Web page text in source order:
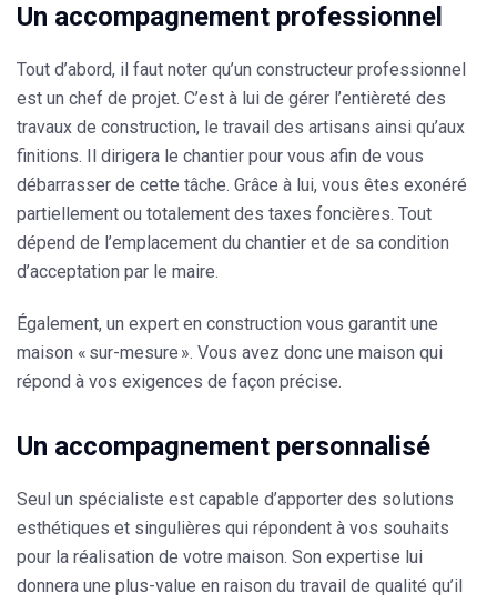
Un accompagnement professionnel
Tout d’abord, il faut noter qu’un constructeur professionnel
est un chef de projet. C’est à lui de gérer l’entièreté des
travaux de construction, le travail des artisans ainsi qu’aux
finitions. Il dirigera le chantier pour vous afin de vous
débarrasser de cette tâche. Grâce à lui, vous êtes exonéré
partiellement ou totalement des taxes foncières. Tout
dépend de l’emplacement du chantier et de sa condition
d’acceptation par le maire.
Également, un expert en construction vous garantit une
maison « sur-mesure ». Vous avez donc une maison qui
répond à vos exigences de façon précise.
Un accompagnement personnalisé
Seul un spécialiste est capable d’apporter des solutions
esthétiques et singulières qui répondent à vos souhaits
pour la réalisation de votre maison. Son expertise lui
donnera une plus-value en raison du travail de qualité qu’il